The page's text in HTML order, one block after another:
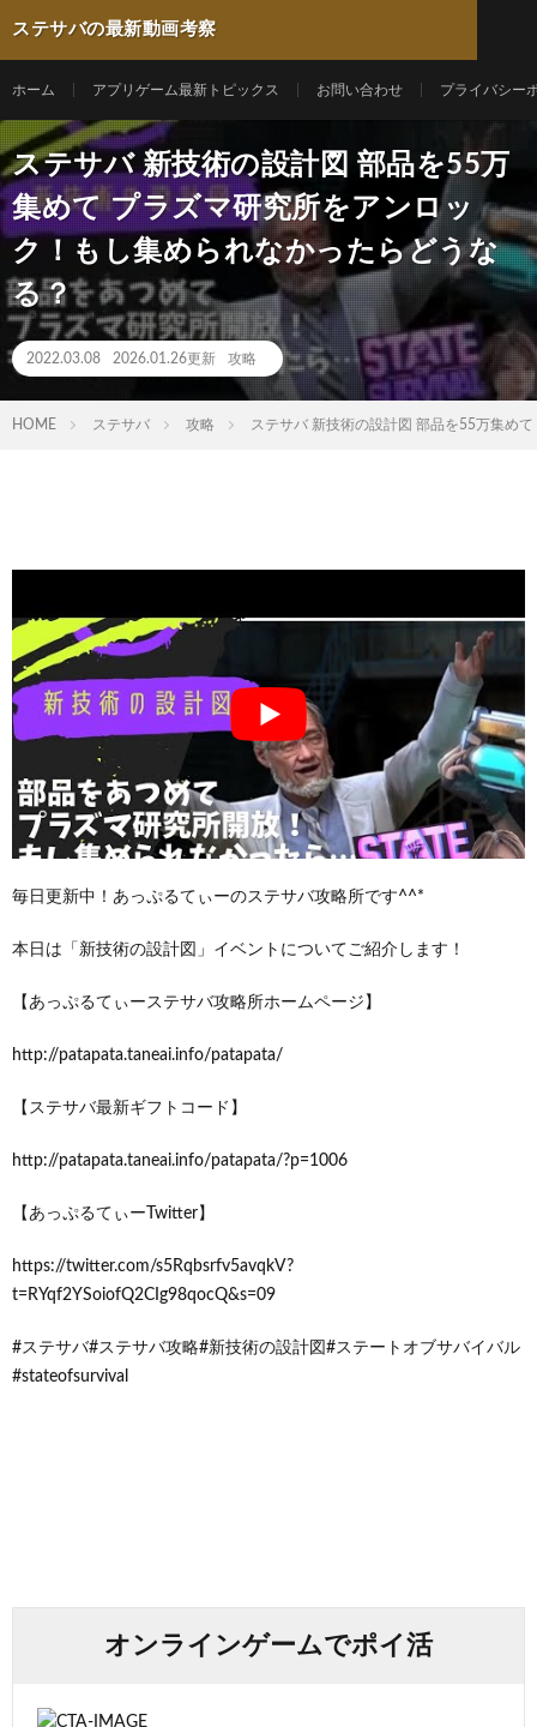
ステサバの最新動画考察
ホーム アプリゲーム最新トピックス お問い合わせ プライバシー
ステサバ 新技術の設計図 部品を55万
集めて プラズマ研究所をアンロッ
ク！もし集められなかったらどうな
る？
2022.03.08 2026.01.26更新 攻略
HOME ステサバ 攻略 ステサバ 新技術の設計図 部品を55万集め
毎日更新中！あっぷるてぃーのステサバ攻略所です^^*
本日は「新技術の設計図」イベントについてご紹介します！
【あっぷるてぃーステサバ攻略所ホームページ】
http://patapata.taneai.info/patapata/
【ステサバ最新ギフトコード】
http://patapata.taneai.info/patapata/?p=1006
【あっぷるてぃーTwitter】
https://twitter.com/s5Rqbsrfv5avqkV?
t=RYqf2YSoiofQ2CIg98qocQ&s=09
#ステサバ#ステサバ攻略#新技術の設計図#ステートオブサバイバル
#stateofsurvival
オンラインゲームでポイ活